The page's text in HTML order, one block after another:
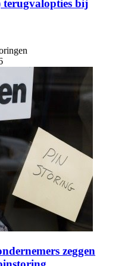
terugvalopties bij
zeggen